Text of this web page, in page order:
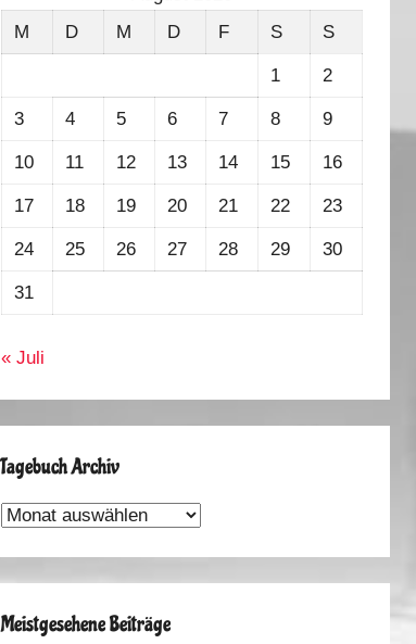
M
D M D F S S
1 2
3 4 5 6 7 8 9
10 11 12 13 14 15 16
17 18 19 20 21 22 23
24 25 26 27 28 29 30
31
« Juli
Tagebuch Archiv
Tagebuch
Meistgesehene Beiträge